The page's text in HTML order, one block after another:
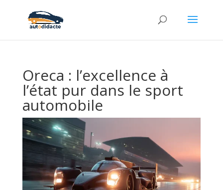
Oreca : l’excellence à
l’état pur dans le sport
automobile